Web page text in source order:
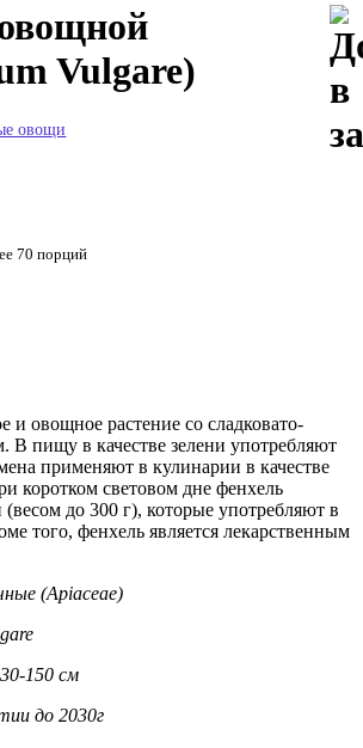
Vulgare)
овощи
и овощное растение со сладковато-
В пищу в качестве зелени употребляют
применяют в кулинарии в качестве
коротком световом дне фенхель
(весом до 300 г), которые употребляют в
того, фенхель является лекарственным
(Apiaceae)
150 см
до 2030г